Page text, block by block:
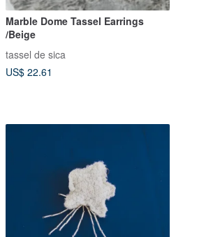
Marble Dome Tassel Earrings
/Beige
tassel de sica
US$ 22.61